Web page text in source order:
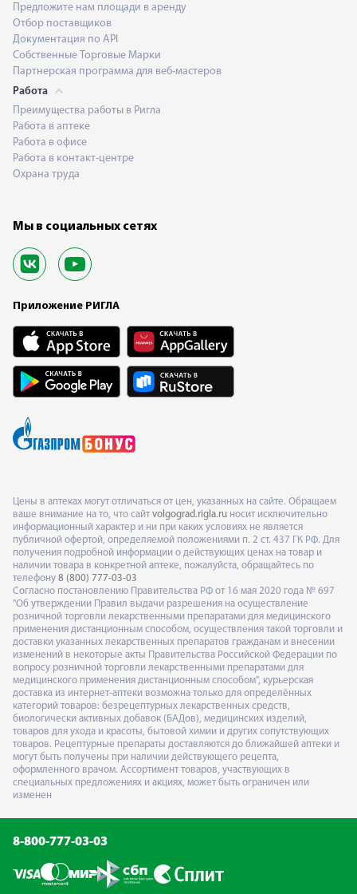
Предложите нам площади в аренду
Отбор поставщиков
Документация по API
Собственные Торговые Марки
Партнерская программа для веб-мастеров
Работа
Преимущества работы в Ригла
Работа в аптеке
Работа в офисе
Работа в контакт-центре
Охрана труда
Мы в социальных сетях
Приложение РИГЛА
Цены в аптеках могут отличаться от цен, указанных на сайте. Обращаем
ваше внимание на то, что сайт volgograd.rigla.ru носит исключительно
информационный характер и ни при каких условиях не является
публичной офертой, определяемой положениями п. 2 ст. 437 ГК РФ. Для
получения подробной информации о действующих ценах на товар и
наличии товара в конкретной аптеке, пожалуйста, обращайтесь по
телефону 8 (800) 777-03-03
Согласно постановлению Правительства РФ от 16 мая 2020 года № 697
"Об утверждении Правил выдачи разрешения на осуществление
розничной торговли лекарственными препаратами для медицинского
применения дистанционным способом, осуществления такой торговли и
доставки указанных лекарственных препаратов гражданам и внесении
изменений в некоторые акты Правительства Российской Федерации по
вопросу розничной торговли лекарственными препаратами для
медицинского применения дистанционным способом", курьерская
доставка из интернет-аптеки возможна только для определённых
категорий товаров: безрецептурных лекарственных средств,
биологически активных добавок (БАДов), медицинских изделий,
товаров для ухода и красоты, бытовой химии и других сопутствующих
товаров. Рецептурные препараты доставляются до ближайшей аптеки и
могут быть получены при наличии действующего рецепта,
оформленного врачом. Ассортимент товаров, участвующих в
специальных предложениях и акциях, может быть ограничен или
изменен
8-800-777-03-03